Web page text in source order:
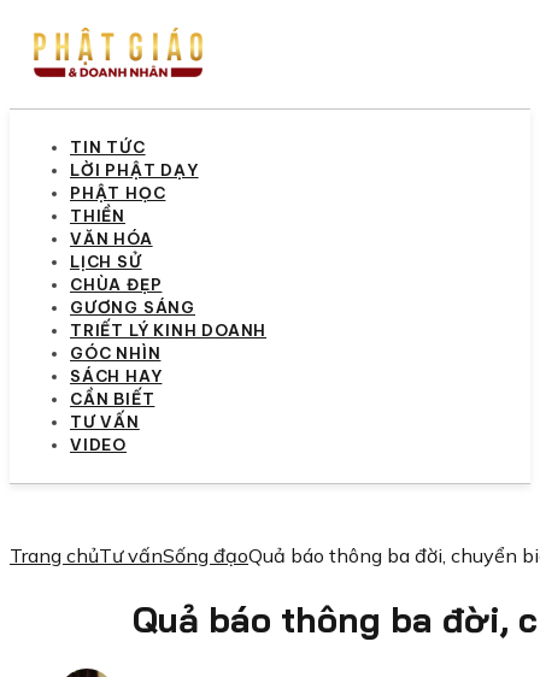
TIN TỨC
LỜI PHẬT DẠY
PHẬT HỌC
THIỀN
VĂN HÓA
LỊCH SỬ
CHÙA ĐẸP
GƯƠNG SÁNG
TRIẾT LÝ KINH DOANH
GÓC NHÌN
SÁCH HAY
CẦN BIẾT
TƯ VẤN
VIDEO
Trang chủTư vấnSống đạoQuả báo thông ba đời, chuyển
Quả báo thông ba đời,